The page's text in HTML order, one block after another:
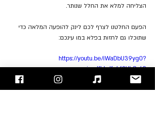
הצליחה למלא את החלל שנותר.
הפעם החלטנו לצרף לכם לינק להופעה המלאה כדי
שתוכלו גם לחזות בפלא במו עינכם:
https://youtu.be/iWaDbU39yg0?
si=mKLLyKy462HLSr49